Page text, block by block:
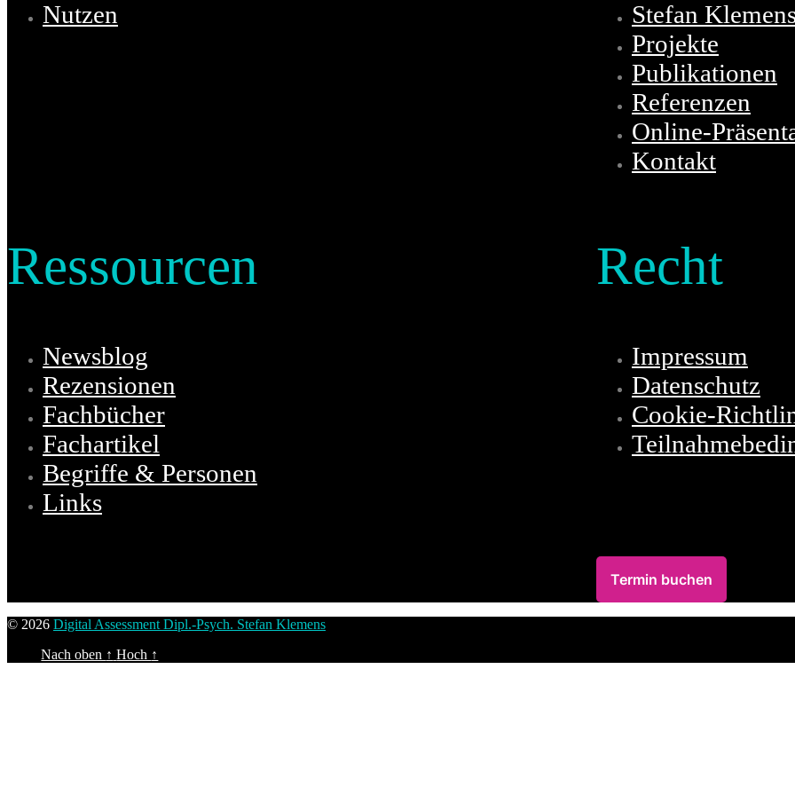
Nutzen
Stefan
Projekte
Publikationen
Referenzen
Online-
Kontakt
Ressourcen
Newsblog
Rezensionen
Fachbücher
Fachartikel
Begriffe & Personen
Links
Recht
Impressum
Datenschutz
Cookie-
Termin buchen
© 2026 Digital Assessment Dipl.-Psych. Stefan Klemens
Nach oben ↑ Hoch ↑